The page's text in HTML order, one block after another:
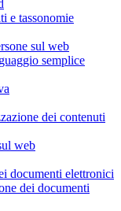
e tassonomie
sul web
semplice
dei contenuti
web
documenti elettronici
dei documenti